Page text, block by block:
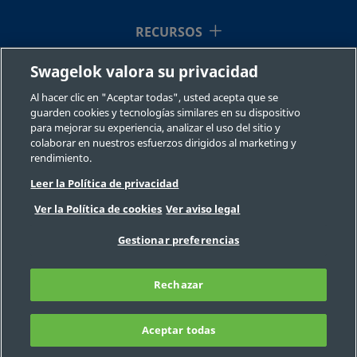
RECURSOS
QUIÉNES SOMOS
©2026 Swagelok Company. Todos los derechos reservados.
Selección fiable de un componente
Privacidad
Legal
Imprimir
Preguntas Frecuentes
Mapa del sitio
Preferencias de cookies
No venda ni comparta mi información
personal
Swagelok valora su privacidad
Al hacer clic en "Aceptar todas", usted acepta que se
guarden cookies y tecnologías similares en su dispositivo
para mejorar su experiencia, analizar el uso del sitio y
colaborar en nuestros esfuerzos dirigidos al marketing y
rendimiento.
Leer la Política de privacidad
Ver la Política de cookies Ver aviso legal
Gestionar preferencias
Rechazar
Aceptar todas